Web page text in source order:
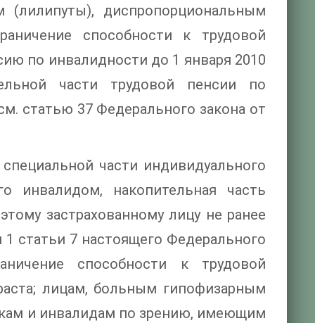
диспропорциональным
способности к трудовой
по инвалидности до 1 января 2010
части трудовой пенсии по
статью 37 Федерального закона от
части индивидуального
инвалидом, накопительная часть
застрахованному лицу не ранее
статьи 7 настоящего Федерального
способности к трудовой
лицам, больным гипофизарным
и инвалидам по зрению, имеющим